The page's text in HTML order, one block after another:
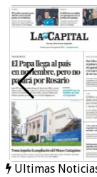
Ultimas